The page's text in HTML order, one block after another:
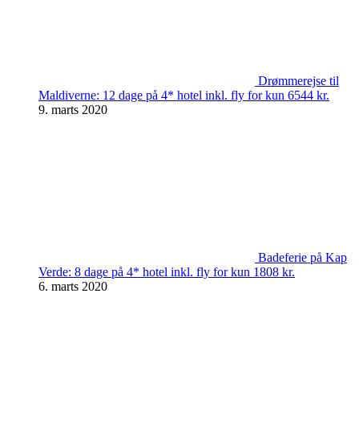
Drømmerejse til
Maldiverne: 12 dage på 4* hotel inkl. fly for kun 6544 kr.
9. marts 2020
Badeferie på Kap
Verde: 8 dage på 4* hotel inkl. fly for kun 1808 kr.
6. marts 2020